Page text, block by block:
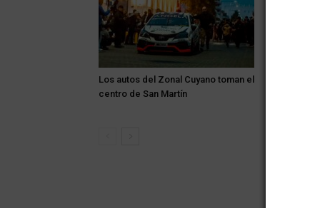
Los autos del Zonal Cuyano toman el
centro de San Martín